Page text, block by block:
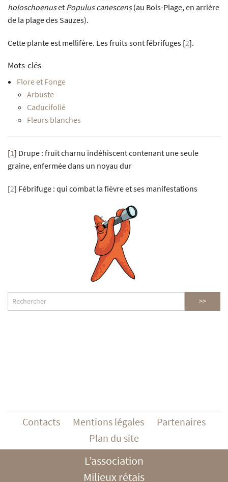
holoschoenuset Populus canescens(au Bois-Plage, en arrière
de la plage des Sauzes).
Cette plante est mellifère. Les fruits sont fébrifuges [2].
Mots-clés
Flore et Fonge
Arbuste
Caducifolié
Fleurs blanches
[1] Drupe : fruit charnu indéhiscent contenant une seule
graine, enfermée dans un noyau dur
[2] Fébrifuge : qui combat la fièvre et ses manifestations
Contacts Mentions légales
Partenaires
Plan du site
L’association
Milieux rétais